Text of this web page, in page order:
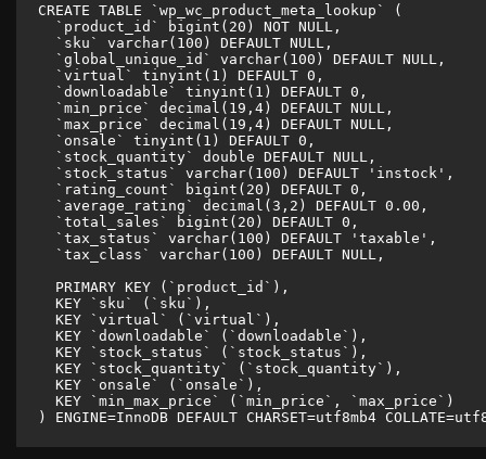
CREATE TABLE `wp_wc_product_meta_lookup` (
  `product_id` bigint(20) NOT NULL,
  `sku` varchar(100) DEFAULT NULL,
  `global_unique_id` varchar(100) DEFAULT NULL,
  `virtual` tinyint(1) DEFAULT 0,
  `downloadable` tinyint(1) DEFAULT 0,
  `min_price` decimal(19,4) DEFAULT NULL,
  `max_price` decimal(19,4) DEFAULT NULL,
  `onsale` tinyint(1) DEFAULT 0,
  `stock_quantity` double DEFAULT NULL,
  `stock_status` varchar(100) DEFAULT 'instock',
  `rating_count` bigint(20) DEFAULT 0,
  `average_rating` decimal(3,2) DEFAULT 0.00,
  `total_sales` bigint(20) DEFAULT 0,
  `tax_status` varchar(100) DEFAULT 'taxable',
  `tax_class` varchar(100) DEFAULT NULL,
  PRIMARY KEY (`product_id`),
  KEY `sku` (`sku`),
  KEY `virtual` (`virtual`),
  KEY `downloadable` (`downloadable`),
  KEY `stock_status` (`stock_status`),
  KEY `stock_quantity` (`stock_quantity`),
  KEY `onsale` (`onsale`),
  KEY `min_max_price` (`min_price`, `max_price`)
) ENGINE=InnoDB DEFAULT CHARSET=utf8mb4